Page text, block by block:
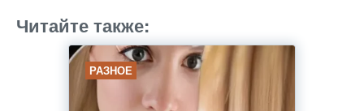
Читайте также:
РАЗНОЕ